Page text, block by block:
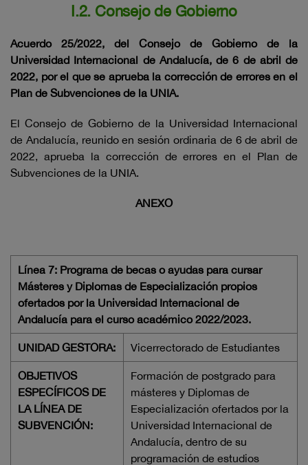
I.2. Consejo de Gobierno
Acuerdo 25/2022, del Consejo de Gobierno de la
Universidad Internacional de Andalucía, de 6 de abril de
2022, por el que se aprueba la corrección de errores en el
Plan de Subvenciones de la UNIA.
El Consejo de Gobierno de la Universidad Internacional
de Andalucía, reunido en sesión ordinaria de 6 de abril de
2022, aprueba la corrección de errores en el Plan de
Subvenciones de la UNIA.
ANEXO
Línea 7: Programa de becas o ayudas para cursar
Másteres y Diplomas de Especialización propios
ofertados por la Universidad Internacional de
Andalucía para el curso académico 2022/2023.
UNIDAD GESTORA: Vicerrectorado de Estudiantes
OBJETIVOS
ESPECÍFICOS DE
LA LÍNEA DE
SUBVENCIÓN:
Formación de postgrado para
másteres y Diplomas de
Especialización ofertados por la
Universidad Internacional de
Andalucía, dentro de su
programación de estudios